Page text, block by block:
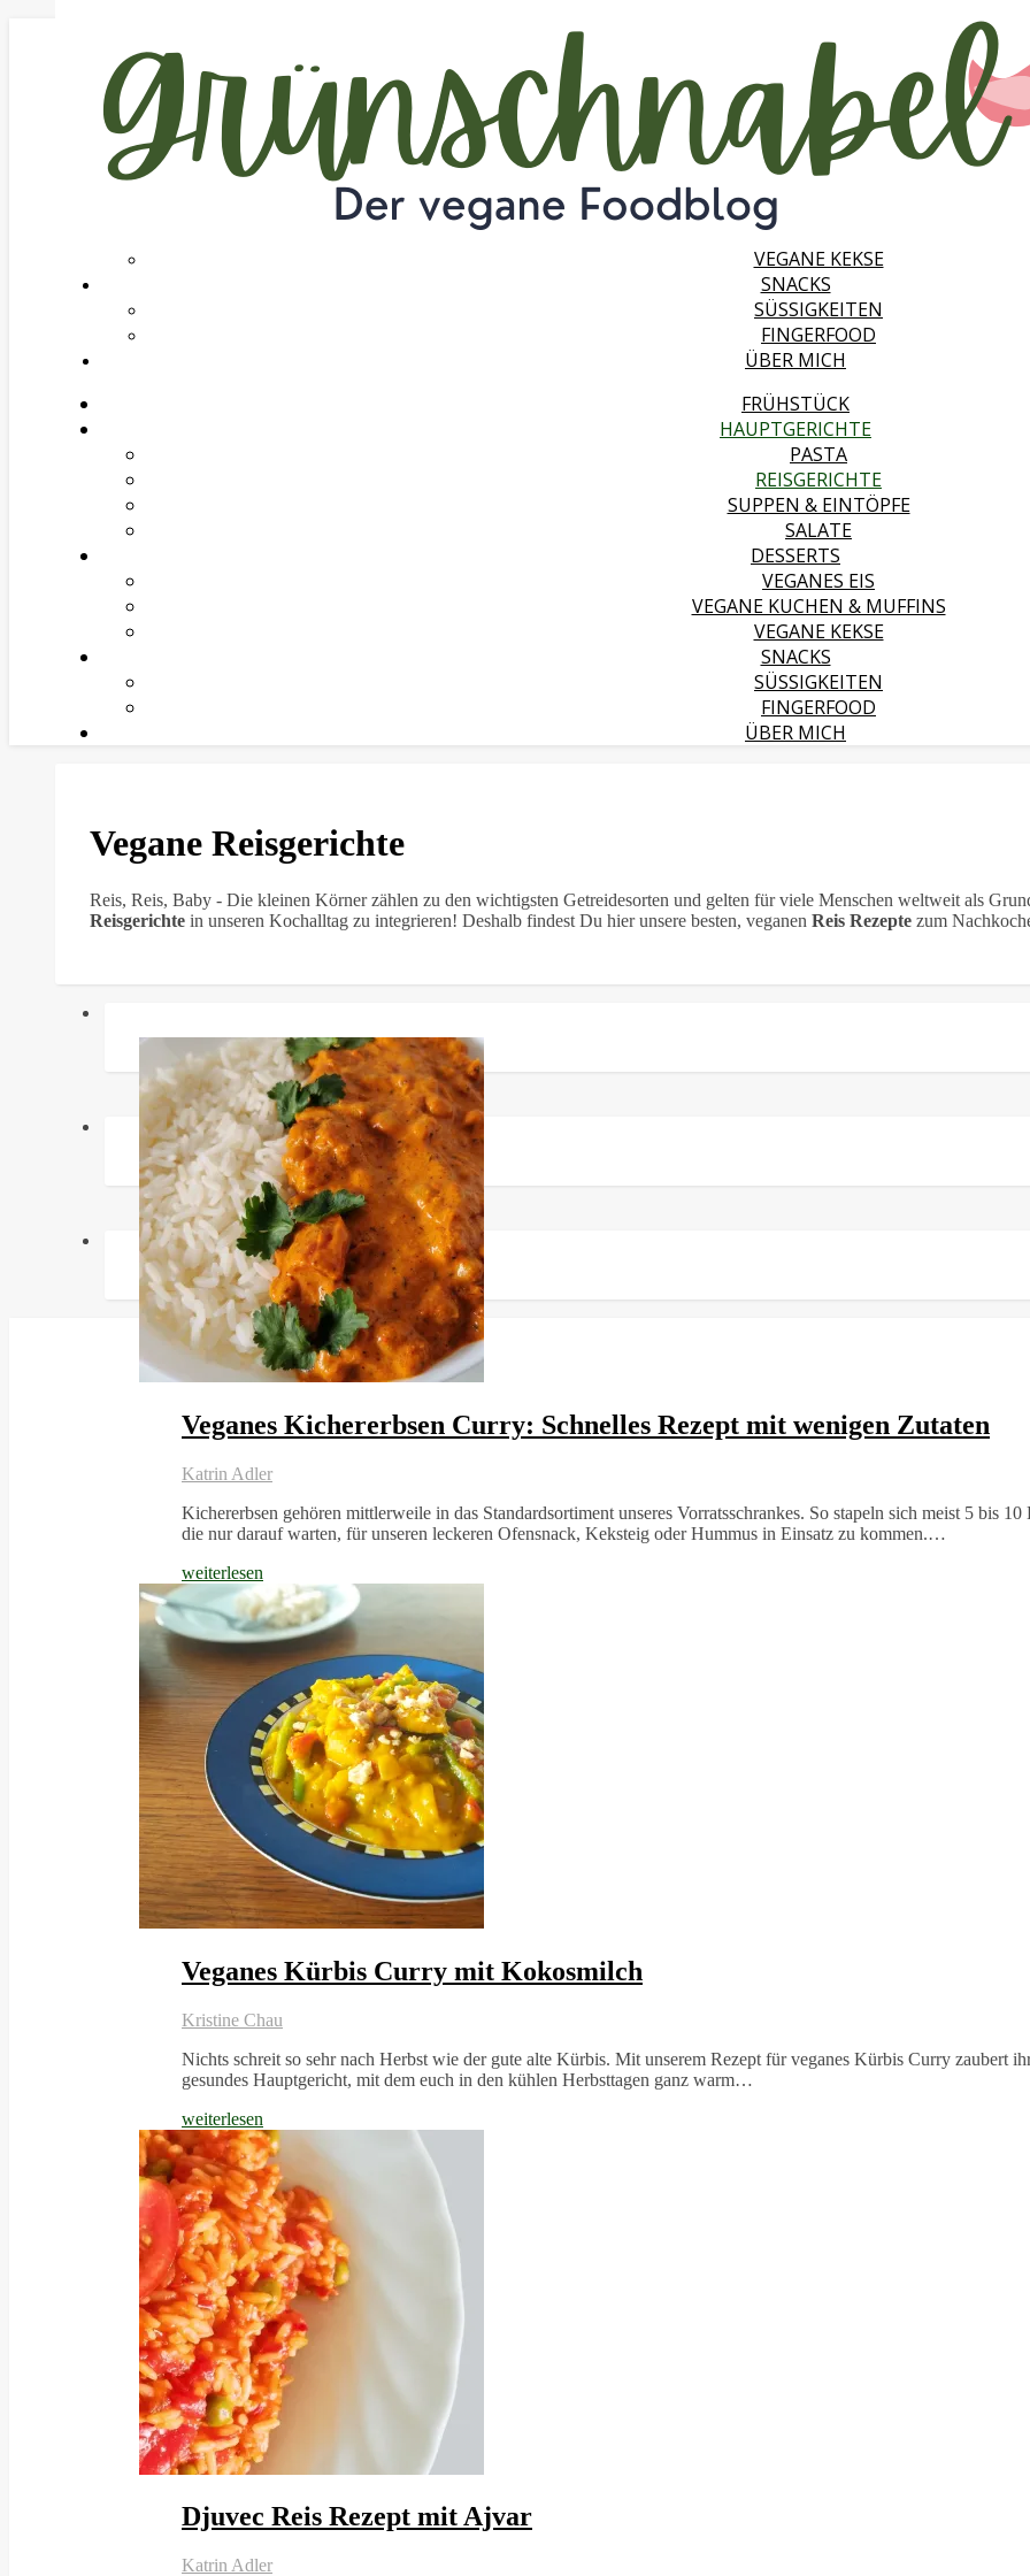
HAUPTGERICHTE
PASTA
REISGERICHTE
SUPPEN & EINTÖPFE
SALATE
DESSERTS
VEGANES EIS
VEGANE KUCHEN & MUFFINS
VEGANE KEKSE
SNACKS
SÜSSIGKEITEN
FINGERFOOD
ÜBER MICH
FRÜHSTÜCK
HAUPTGERICHTE
PASTA
REISGERICHTE
SUPPEN & EINTÖPFE
SALATE
DESSERTS
VEGANES EIS
VEGANE KUCHEN & MUFFINS
VEGANE KEKSE
SNACKS
SÜSSIGKEITEN
FINGERFOOD
ÜBER MICH
Vegane Reisgerichte
Reis, Reis, Baby - Die kleinen Körner zählen zu den wichtigsten Getreidesorten und gelten für viele Menschen weltweit als
Reisgerichte in unseren Kochalltag zu integrieren! Deshalb findest Du hier unsere besten, veganen Reis Rezepte zum
Veganes Kichererbsen Curry: Schnelles Rezept mit wenigen Zutaten
Katrin Adler
Kichererbsen gehören mittlerweile in das Standardsortiment unseres Vorratsschrankes. So stapeln sich meist 5 bis 10
die nur darauf warten, für unseren leckeren Ofensnack, Keksteig oder Hummus in Einsatz zu kommen.…
weiterlesen
Veganes Kürbis Curry mit Kokosmilch
Kristine Chau
Nichts schreit so sehr nach Herbst wie der gute alte Kürbis. Mit unserem Rezept für veganes Kürbis Curry zaubert
gesundes Hauptgericht, mit dem euch in den kühlen Herbsttagen ganz warm…
weiterlesen
Djuvec Reis Rezept mit Ajvar
Katrin Adler